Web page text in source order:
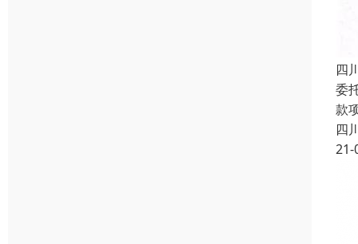
四
委
款
四
21-